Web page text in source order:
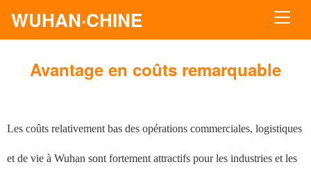
WUHAN·CHINE
Avantage en coûts remarquable
Les coûts relativement bas des opérations commerciales, logistiques
et de vie à Wuhan sont fortement attractifs pour les industries et les